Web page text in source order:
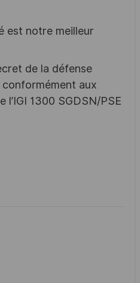
est notre meilleur
de la défense
aux
1300 SGDSN/PSE